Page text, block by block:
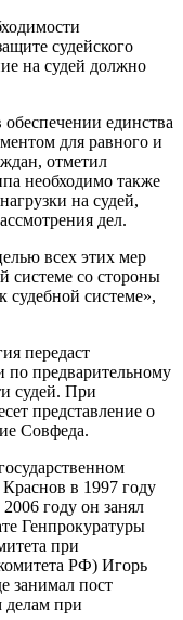
судейского
на судей должно
единства
для равного и
отметил
необходимо также
на судей,
дел.
всех этих мер
системе со стороны
судебной системе»,
передаст
по предварительному
судей. При
представление о
Совфеда.
в 1997 году
году он занял
Генпрокуратуры
при
РФ) Игорь
занимал пост
делам при